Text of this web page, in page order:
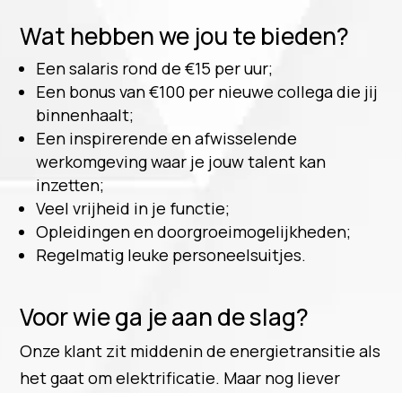
Wat hebben we jou te bieden?
Een salaris rond de €15 per uur;
Een bonus van €100 per nieuwe collega die jij
binnenhaalt;
Een inspirerende en afwisselende
werkomgeving waar je jouw talent kan
inzetten;
Veel vrijheid in je functie;
Opleidingen en doorgroeimogelijkheden;
Regelmatig leuke personeelsuitjes.
Voor wie ga je aan de slag?
Onze klant zit middenin de energietransitie als
het gaat om elektrificatie. Maar nog liever